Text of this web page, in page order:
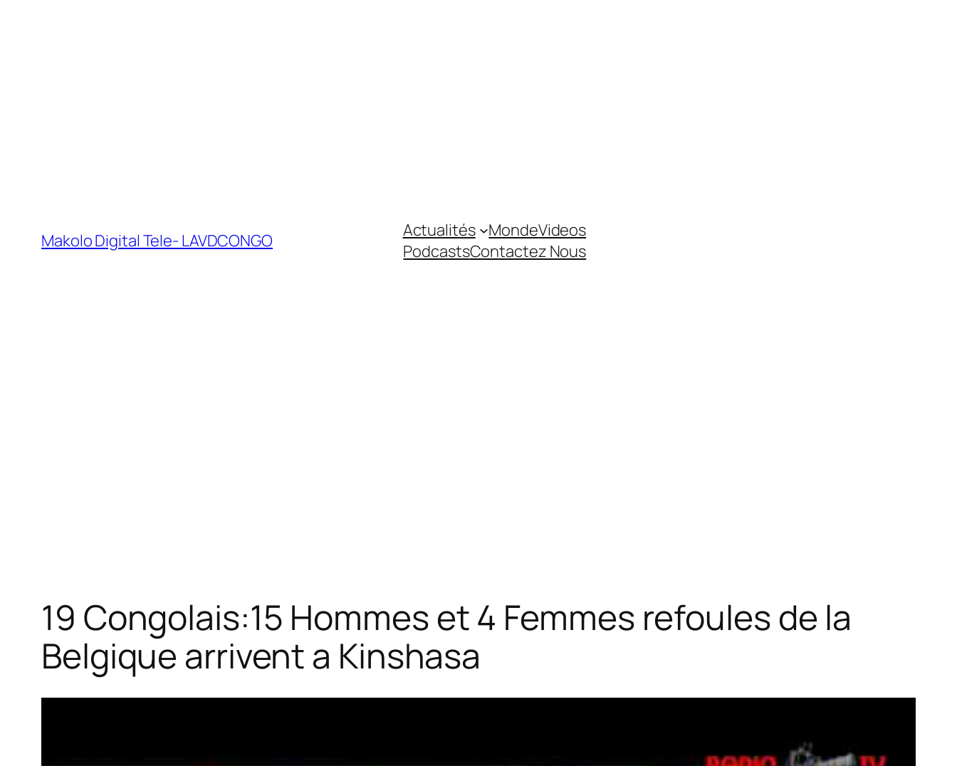
Makolo Digital Tele- LAVDCONGO Actualités MondeVideos
PodcastsContactez Nous
19 Congolais:15 Hommes et 4 Femmes refoules de la
Belgique arrivent a Kinshasa